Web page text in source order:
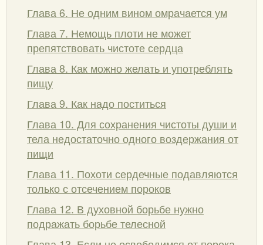
Глава 6. Не одним вином омрачается ум
Глава 7. Немощь плоти не может
препятствовать чистоте сердца
Глава 8. Как можно желать и употреблять
пищу
Глава 9. Как надо поститься
Глава 10. Для сохранения чистоты души и
тела недостаточно одного воздержания от
пищи
Глава 11. Похоти сердечные подавляются
только с отсечением пороков
Глава 12. В духовной борьбе нужно
подражать борьбе телесной